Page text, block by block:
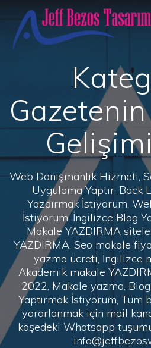
to
Web Danışmanlık Hizmeti,
Uygulama Yaptır, Back
Yazdırmak İstiyorum,
İstiyorum, İngilizce Blog
Makale YAZDIRMA
YAZDIRMA, Seo makale
yazma ücreti, İngilizce
Akademik makale
2022, Makale yazma, Blog
Yaptırmak İstiyorum, Tüm
yararlanmak için mail
köşedeki Whatsapp